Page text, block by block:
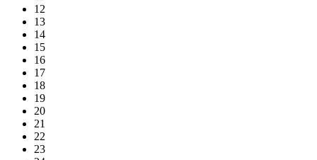
12
13
14
15
16
17
18
19
20
21
22
23